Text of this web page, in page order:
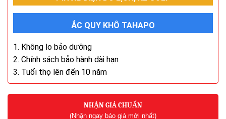
ẮC QUY KHÔ TAHAPO
1. Không lo bảo dưỡng
2. Chính sách bảo hành dài hạn
3. Tuổi thọ lên đến 10 năm
NHẬN GIÁ CHUẨN
(Nhận ngay báo giá mới nhất)